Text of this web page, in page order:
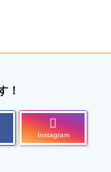
！
Instagram